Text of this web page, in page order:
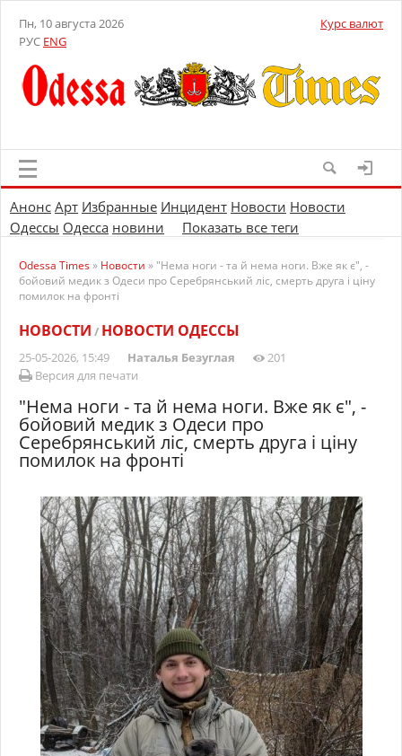
Пн, 10 августа 2026
РУС ENG
Курс валют
Анонс Арт Избранные Инцидент Новости Новости
Одессы Одесса новини Показать все теги
Odessa Times» Новости » "Нема ноги - та й нема ноги. Вже як є", -
бойовий медик з Одеси про Серебрянський ліс, смерть друга і ціну
помилок на фронті
НОВОСТИ / НОВОСТИ ОДЕССЫ
25-05-2026, 15:49 Наталья Безуглая
201
Версия для печати
"Нема ноги - та й нема ноги. Вже як є", -
бойовий медик з Одеси про
Серебрянський ліс, смерть друга і ціну
помилок на фронті